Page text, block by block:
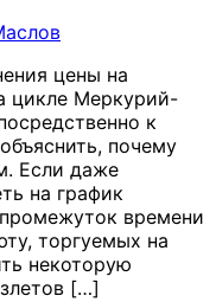
цены на
цикле Меркурий-
к
почему
Если даже
на график
времени
торгуемых на
некоторую
[…]